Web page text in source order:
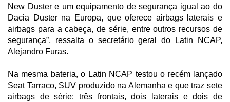
New Duster e um equipamento de segurança igual ao do
Dacia Duster na Europa, que oferece airbags laterais e
airbags para a cabeça, de série, entre outros recursos de
segurança”, ressalta o secretário geral do Latin NCAP,
Alejandro Furas.
Na mesma bateria, o Latin NCAP testou o recém lançado
Seat Tarraco, SUV produzido na Alemanha e que traz sete
airbags de série: três frontais, dois laterais e dois de